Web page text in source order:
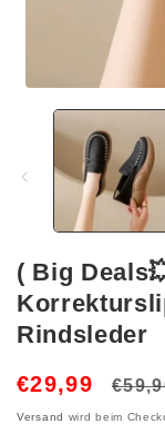
( Big
Rindsleder
€29,99
Versand wird beim